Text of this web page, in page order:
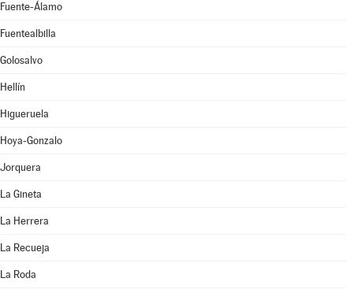
Fuente-Álamo
Fuentealbilla
Golosalvo
Hellín
Higueruela
Hoya-Gonzalo
Jorquera
La Gineta
La Herrera
La Recueja
La Roda